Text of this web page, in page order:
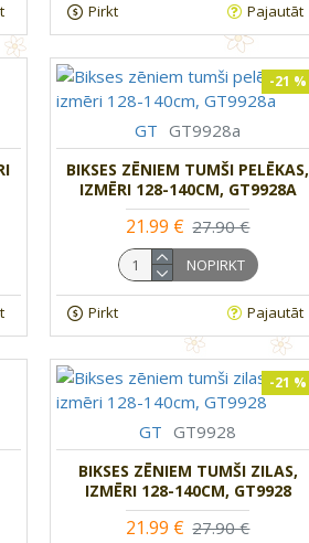
Pirkt Pajautāt
-21 %
GT GT9928a
BIKSES ZĒNIEM TUMŠI PELĒKAS,
IZMĒRI 128-140CM, GT9928A
21.99 € 27.90 €
NOPIRKT
Pirkt Pajautāt
-21 %
GT GT9928
BIKSES ZĒNIEM TUMŠI ZILAS,
IZMĒRI 128-140CM, GT9928
21.99 € 27.90 €